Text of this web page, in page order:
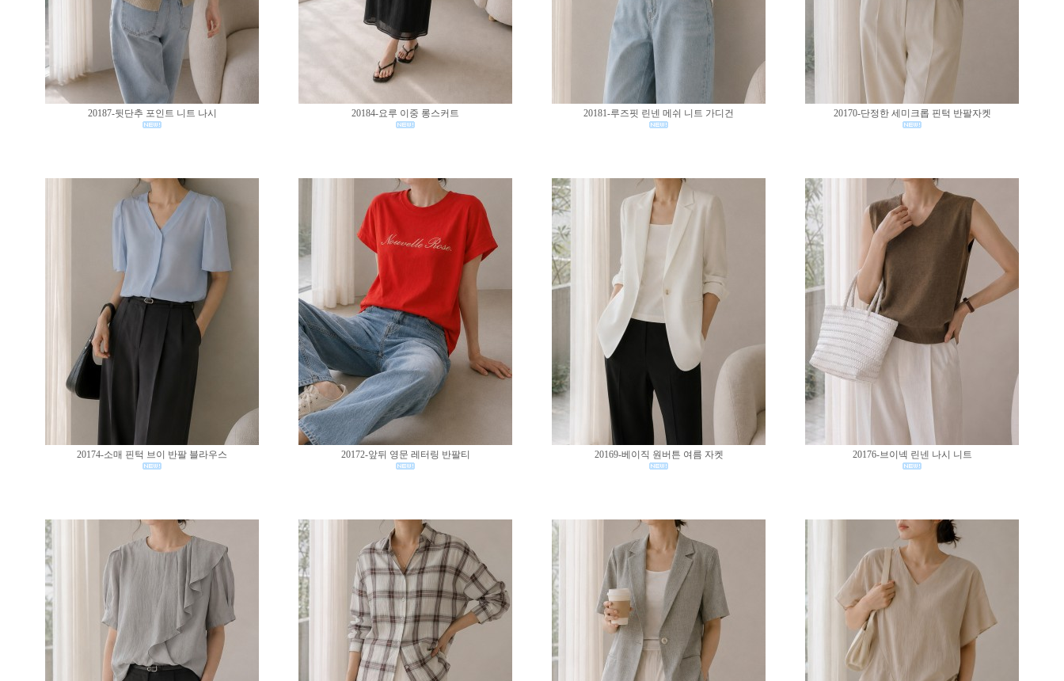
20187-뒷단추 포인트 니트 나시 20184-요루 이중 롱스커트 20181-루즈핏 린넨 메쉬 니트 가디건 20170-단정한 세미크롭 핀턱 반팔자켓
20174-소매 핀턱 브이 반팔 블라우스 20172-앞뒤 영문 레터링 반팔티 20169-베이직 원버튼 여름 자켓 20176-브이넥 린넨 나시 니트